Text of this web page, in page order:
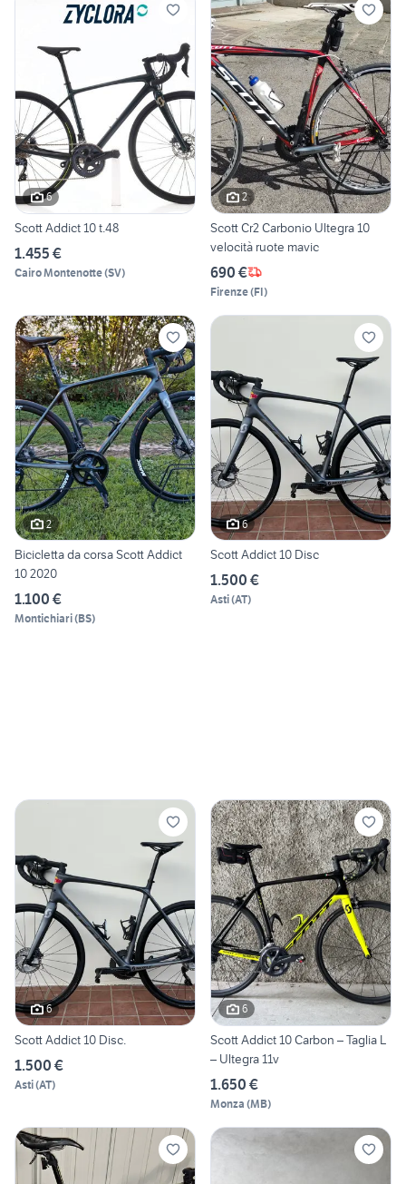
6
Scott Addict 10 t.48
1.455 €
Cairo Montenotte(SV)
2
Scott Cr2 Carbonio Ultegra 10
velocità ruote mavic
690 €
Firenze(FI)
2
Bicicletta da corsa Scott Addict
10 2020
1.100 €
Montichiari(BS)
6
Scott Addict 10 Disc
1.500 €
Asti(AT)
6
Scott Addict 10 Disc.
1.500 €
Asti(AT)
6
Scott Addict 10 Carbon – Taglia L
– Ultegra 11v
1.650 €
Monza (MB)